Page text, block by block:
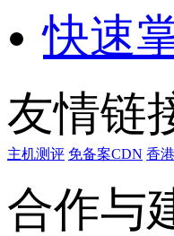
快速
友情链
主机测评 免备案CDN 香
合作与